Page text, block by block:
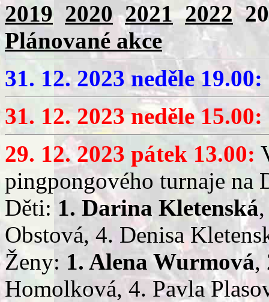
2019 2020 2021 2022
Plánované akce
31. 12. 2023 neděle 19.00:
31. 12. 2023 neděle 15.00:
29. 12. 2023 pátek 13.00:
pingpongového turnaje na
Děti: 1. Darina Kletenská
Obstová, 4. Denisa
Ženy: 1. Alena Wurmová,
Homolková, 4. Pavla